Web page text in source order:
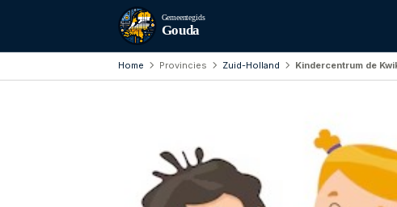
Gemeentegids
Gouda
Home Provincies Zuid-Holland Kindercentrum de